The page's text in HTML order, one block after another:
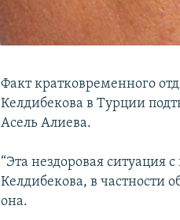
Факт кратковременного
Келдибекова в Турции
Асель Алиева.
“Эта нездоровая
Келдибекова, в частности
она.